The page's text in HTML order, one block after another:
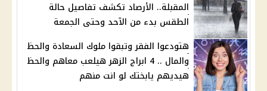
المقبلة.. الأرصاد تكشف تفاصيل حالة
الطقس بدء من الآحد وحتى الجمعة
هتودعوا الفقر وتبقوا ملوك السعادة والحظ
والمال .. 4 ابراج الزهر هيلعب معاهم والحظ
هيديهم يابختك لو انت منهم